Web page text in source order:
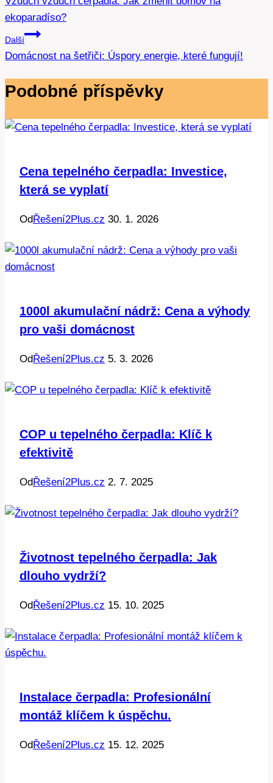
pro
příspěvek
ekoparadíso?
Další
Domácnost na šetřiči: Úspory energie, které fungují!
Podobné příspěvky
Cena tepelného čerpadla: Investice,
která se vyplatí
OdŘešení2Plus.cz 30. 1. 2026
1000l akumulační nádrž: Cena a výhody
pro vaši domácnost
OdŘešení2Plus.cz 5. 3. 2026
COP u tepelného čerpadla: Klíč k
efektivitě
OdŘešení2Plus.cz 2. 7. 2025
Životnost tepelného čerpadla: Jak
dlouho vydrží?
OdŘešení2Plus.cz 15. 10. 2025
Instalace čerpadla: Profesionální
montáž klíčem k úspěchu.
OdŘešení2Plus.cz 15. 12. 2025